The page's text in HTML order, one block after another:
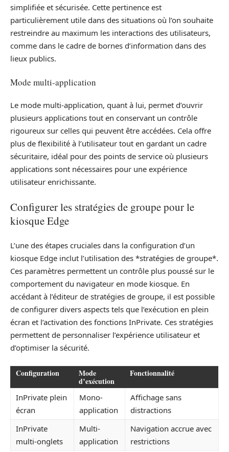
simplifiée et sécurisée. Cette pertinence est
particulièrement utile dans des situations où l’on souhaite
restreindre au maximum les interactions des utilisateurs,
comme dans le cadre de bornes d’information dans des
lieux publics.
Mode multi-application
Le mode multi-application, quant à lui, permet d’ouvrir
plusieurs applications tout en conservant un contrôle
rigoureux sur celles qui peuvent être accédées. Cela offre
plus de flexibilité à l’utilisateur tout en gardant un cadre
sécuritaire, idéal pour des points de service où plusieurs
applications sont nécessaires pour une expérience
utilisateur enrichissante.
Configurer les stratégies de groupe pour le
kiosque Edge
L’une des étapes cruciales dans la configuration d’un
kiosque Edge inclut l’utilisation des *stratégies de groupe*.
Ces paramètres permettent un contrôle plus poussé sur le
comportement du navigateur en mode kiosque. En
accédant à l’éditeur de stratégies de groupe, il est possible
de configurer divers aspects tels que l’exécution en plein
écran et l’activation des fonctions InPrivate. Ces stratégies
permettent de personnaliser l’expérience utilisateur et
d’optimiser la sécurité.
Configuration Mode
d’exécution
Fonctionnalité
InPrivate plein
écran
Mono-
application
Affichage sans
distractions
InPrivate
multi-onglets
Multi-
application
Navigation accrue avec
restrictions